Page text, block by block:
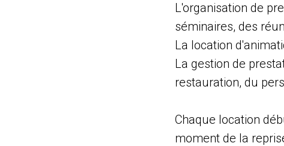
L'organisation de
séminaires, des
La location
La gestion de
restauration, du
Chaque location
moment de la